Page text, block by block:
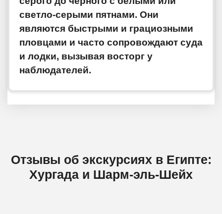
светло-серыми пятнами. Они
являются быстрыми и грациозными
пловцами и часто сопровождают суда
и лодки, вызывая восторг у
наблюдателей.
Отзывы об экскурсиях в Египте:
Хургада и Шарм-эль-Шейх